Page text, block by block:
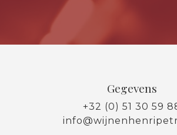
Gegevens
+32 (0) 51 30 59